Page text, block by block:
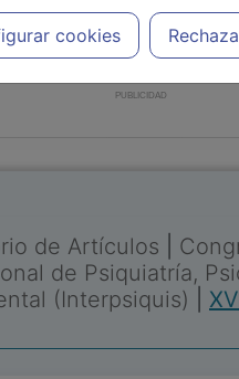
facultados prescribir
el tratamiento más
del paciente.
cookies
PUBLICIDAD
de Artículos
de Psiquiatría,
(Interpsiquis)